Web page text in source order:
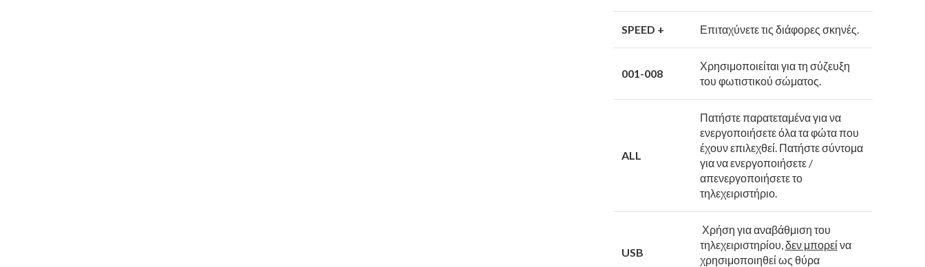
SPEED + Επιταχύνετε τις διάφορες σκηνές.
001-008
Χρησιμοποιείται για τη σύζευξη
του φωτιστικού σώματος.
ALL
Πατήστε παρατεταμένα για να
ενεργοποιήσετε όλα τα φώτα που
έχουν επιλεχθεί. Πατήστε σύντομα
για να ενεργοποιήσετε /
απενεργοποιήσετε το
τηλεχειριστήριο.
USB
Χρήση για αναβάθμιση του
τηλεχειριστηρίου, δεν μπορείνα
χρησιμοποιηθεί ως θύρα